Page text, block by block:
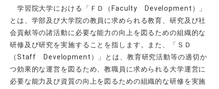
学習院大学における「ＦＤ（Faculty Development）」
とは、学部及び大学院の教員に求められる教育、研究及び社
会貢献等の諸活動に必要な能力の向上を図るための組織的な
研修及び研究を実施することを指します。また、「ＳＤ
（Staff Development）」とは、教育研究活動等の適切か
つ効果的な運営を図るため、教職員に求められる大学運営に
必要な能力及び資質の向上を図るための組織的な研修を実施